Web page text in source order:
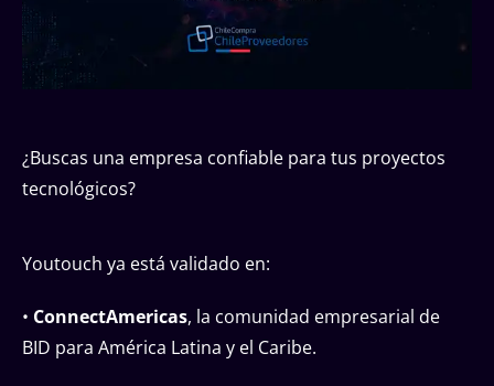
¿Buscas una empresa confiable para tus proyectos
tecnológicos?
Youtouch ya está validado en:
• ConnectAmericas, la comunidad empresarial de
BID para América Latina y el Caribe.